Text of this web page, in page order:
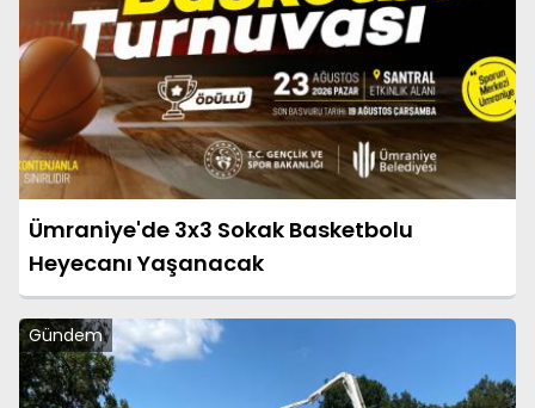
Ümraniye'de 3x3 Sokak Basketbolu
Heyecanı Yaşanacak
Gündem